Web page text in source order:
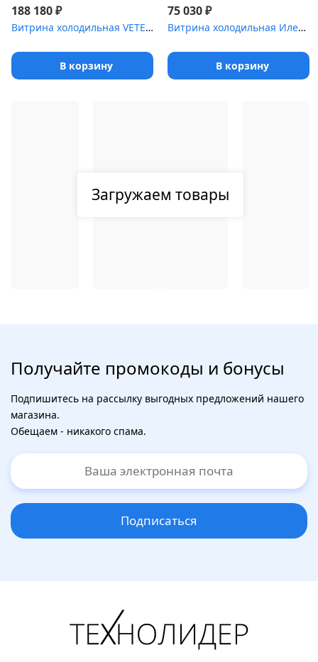
188 180₽
Витрина холодильная VETE LUX 130
В корзину
75 030₽
Витрина холодильная Илеть ,5 [ВХС-1 (статика)]
В корзину
Загружаем товары
Получайте промокоды и бонусы
Подпишитесь на рассылку выгодных предложений нашего
магазина.
Обещаем - никакого спама.
Подписаться